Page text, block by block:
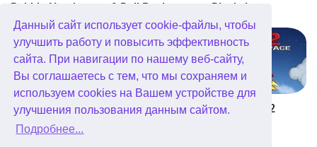
Данный сайт использует cookie-файлы, чтобы
улучшить работу и повысить эффективность
сайта. При навигации по нашему веб-сайту,
Вы соглашаетесь с тем, что мы сохраняем и
используем cookies на Вашем устройстве для
улучшения пользования данным сайтом.
Подробнее...
Bubble Number 9 Ball Pool Blockz!
Королевство Китта Go Repo Into Space 2